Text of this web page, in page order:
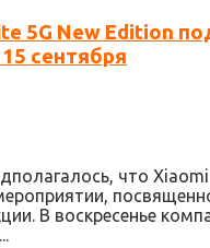
5G New Edition
сентября
что Xiaomi
В воскресенье